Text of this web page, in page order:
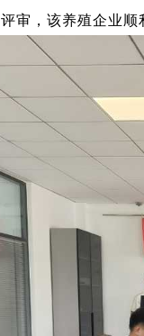
审，该养殖企业